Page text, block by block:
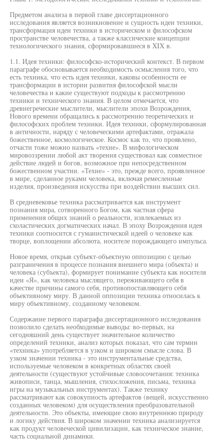
Предметом анализа в первой главе диссертационного
исследования является возникновение и сущность идеи техники,
трансформация идеи техники в историческом и философском
пространстве человечества, а также классические концепции
технологического знания, сформировавшиеся в XIX в.
1.1. Идея техники: философско-исторический контекст. В первом
параграфе обосновывается необходимость осмысления того, что
есть техника, что есть идея техники, каковы особенности ее
трансформации в истории развития философской мысли
человечества и какие существуют подходы к рассмотрению
техники и технического знания. В целом отмечается, что
древнегреческие мыслители, мыслители эпохи Возрождения,
Нового времени обращались к рассмотрению теоретических и
философских проблем техники. Идея техники, сформулированная
в античности, наряду с человеческими артефактами, отражала
божественное, космологическое. Космос как то, что проявлено,
отчасти тоже можно назвать «техне». В мифологическом
мировоззрении любой акт творения существовал как совместное
действие людей и богов, возможное при непосредственном
божественном участии. «Техне» - это, прежде всего, проявленное
в мире, сделанное руками человека, включая ремесленные
изделия, произведения искусства при воздействии высших сил.
В средневековье техника рассматривается как инструмент
познания мира, сотворенного Богом, как частная сфера
применения общих знаний о реальности, извлекаемых из
схоластических догматических начал. В эпоху Возрождения идея
техники соотносится с гуманистической идеей о человеке как
творце, воплощении абсолюта, носителе порождающего импульса.
Новое время, открыв субъект-объектную оппозицию с целью
разграничения в процессе познания внешнего мира (объекта) и
человека (субъекта), формирует понимание субъекта как носителя
идеи «Я», как человека мыслящего, переживающего себя в
качестве причины самого себя, противопоставляющего себя
объективному миру. В данной оппозиции техника относилась к
миру объективному, созданному человеком.
Содержание первого параграфа диссертационного исследования
позволило сделать необходимые выводы: во-первых, на
сегодняшний день существует значительное количество
определений техники, анализ которых показал, что сам термин
«техника» употребляется в узком и широком смысле слова. В
узком значении техника - это инструментальные средства,
используемые человеком в конкретных областях своей
деятельности (существуют устойчивые словосочетания: техника
живописи, танца, мышления, стихосложения, письма, техника
игры на музыкальных инструментах). Также технику
рассматривают как совокупность артефактов (вещей, искусственно
созданных человеком) для осуществления преобразовательной
деятельности. Это объекты, имеющие свою внутреннюю природу
и логику действия. В широком значении техника анализируется
как продукт человеческой цивилизации, как техническое знание,
часть социальной динамики.